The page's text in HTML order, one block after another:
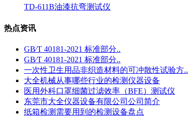
TD-611B油漆抗弯测试仪
热点资讯
GB∕T 40181-2021 标准部分..
GB∕T 40181-2021 标准部分..
一次性卫生用品非织造材料的可冲散性试验方..
大全机械从事哪些行业的检测仪器设备
医用外科口罩细菌过滤效率（BFE）测试仪
东莞市大全仪器设备有限公司公司简介
纸箱检测需要用到的检测设备盘点